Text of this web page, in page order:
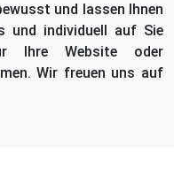
und lassen Ihnen
und individuell auf Sie
Ihre Website oder
Wir freuen uns auf